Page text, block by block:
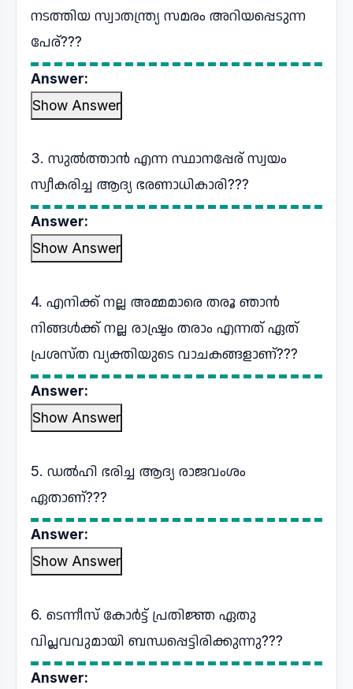
നടത്തിയ സ്വാതന്ത്ര്യ സമരം അറിയപ്പെടുന്ന
പേര്???
Answer:
Show Answer
3. സുൽത്താൻ എന്ന സ്ഥാനപ്പേര് സ്വയം
സ്വീകരിച്ച ആദ്യ ഭരണാധികാരി???
Answer:
Show Answer
4. എനിക്ക് നല്ല അമ്മമാരെ തരൂ ഞാൻ
നിങ്ങൾക്ക് നല്ല രാഷ്ട്രം തരാം എന്നത് ഏത്
പ്രശസ്ത വ്യക്തിയുടെ വാചകങ്ങളാണ്???
Answer:
Show Answer
5. ഡൽഹി ഭരിച്ച ആദ്യ രാജവംശം
ഏതാണ്???
Answer:
Show Answer
6. ടെന്നീസ് കോർട്ട് പ്രതിജ്ഞ ഏതു
വിപ്ലവവുമായി ബന്ധപ്പെട്ടിരിക്കുന്നു???
Answer: